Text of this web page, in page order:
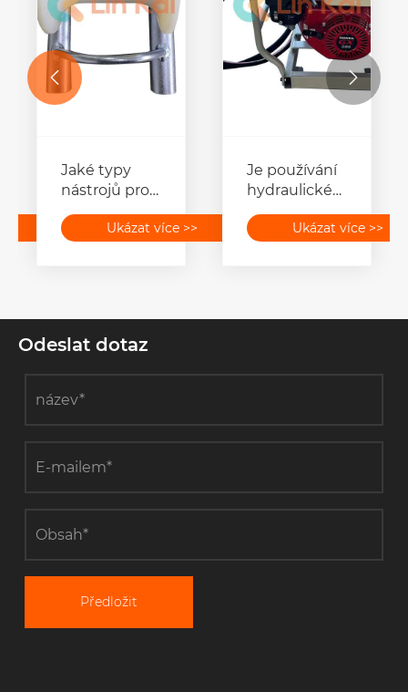
Jaké typy
nástrojů pro
podzemníchUkázat více >>
Je používání
hydraulického
bezpečné?Ukázat více >>
 
Odeslat dotaz
Předložit